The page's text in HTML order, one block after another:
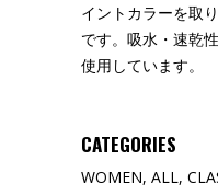
イントカラーを取
です。吸水・速乾
使用しています。
CATEGORIES
WOMEN, ALL,